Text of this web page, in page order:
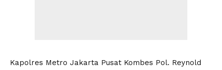
Kapolres Metro Jakarta Pusat Kombes Pol. Reynold